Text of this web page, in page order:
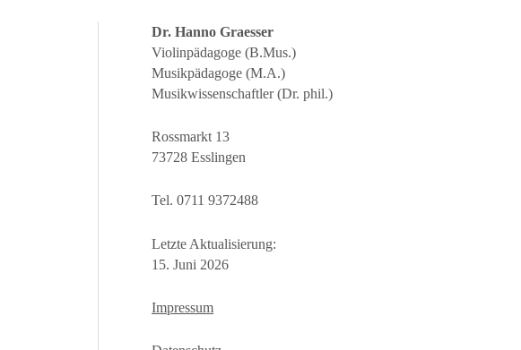
Dr. Hanno Graesser
Violinpädagoge (B.Mus.)
Musikpädagoge (M.A.)
Musikwissenschaftler (Dr. phil.)
Rossmarkt 13
73728 Esslingen
Tel. 0711 9372488
Letzte Aktualisierung:
15. Juni 2026
Impressum